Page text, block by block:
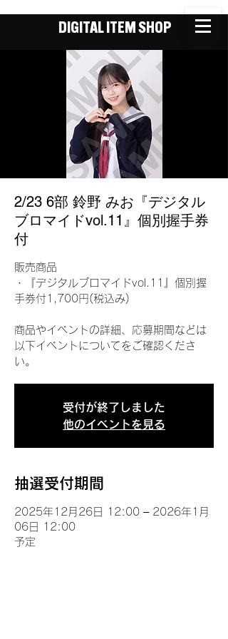
DIGITAL ITEM SHOP
2/23 6部 鈴野 みお『デジタル
ブロマイドvol.11』個別握手券
付
販売商品
・『デジタルブロマイドvol.11』個別握
手券付1,700円(税込み)
商品やイベントの詳細、応募期間などは
以下イベントについてをご確認くださ
い。
受付が終了しました
他のイベントを見る
抽選受付期間
2025年12月26日 12:00 – 2026年1月
06日 12:00
予定